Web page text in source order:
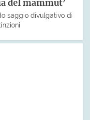
del mammut’
saggio divulgativo di